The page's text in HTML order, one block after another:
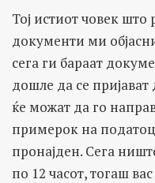
Тој истиот човек
документи ми
сега ги бараат
дошле да се
ќе можат да го
примерок на
пронајден. Сега
по 12 часот, тогаш